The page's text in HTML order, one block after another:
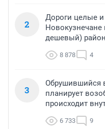
2
Дороги целые
дешевый)
8 878 4
3
Обрушившийся
планирует
происходит
6 733 9